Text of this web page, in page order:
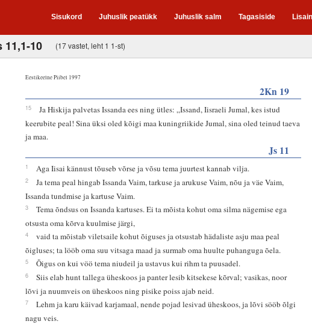
Sisukord Juhuslik peatükk Juhuslik salm Tagasiside
11,1-10 (17 vastet, leht 1 1-st)
Eestikeelne Piibel 1997
2Kn 19
15
Ja Hiskija palvetas Issanda ees ning ütles: „Issand, Iisraeli Jumal, kes istud
keerubite peal! Sina üksi oled kõigi maa kuningriikide Jumal, sina oled teinud taeva
ja maa.
Js 11
1 Aga Iisai kännust tõuseb võrse ja võsu tema juurtest kannab vilja.
2
Ja tema peal hingab Issanda Vaim, tarkuse ja arukuse Vaim, nõu ja väe Vaim,
Issanda tundmise ja kartuse Vaim.
3
Tema õndsus on Issanda kartuses. Ei ta mõista kohut oma silma nägemise ega
otsusta oma kõrva kuulmise järgi,
4
vaid ta mõistab viletsaile kohut õiguses ja otsustab hädaliste asju maa peal
õigluses; ta lööb oma suu vitsaga maad ja surmab oma huulte puhanguga õela.
5 Õigus on kui vöö tema niudeil ja ustavus kui rihm ta puusadel.
6
Siis elab hunt tallega üheskoos ja panter lesib kitsekese kõrval; vasikas, noor
lõvi ja nuumveis on üheskoos ning pisike poiss ajab neid.
7
Lehm ja karu käivad karjamaal, nende pojad lesivad üheskoos, ja lõvi sööb õlgi
nagu veis.